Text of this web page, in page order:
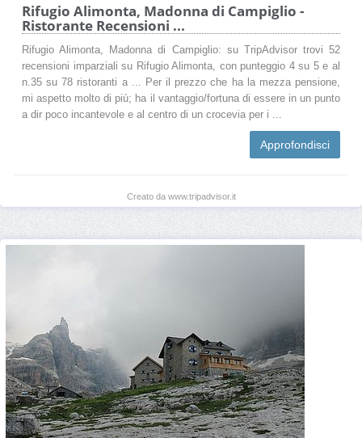
Rifugio Alimonta, Madonna di Campiglio -
Ristorante Recensioni ...
Rifugio Alimonta, Madonna di Campiglio: su TripAdvisor trovi 52
recensioni imparziali su Rifugio Alimonta, con punteggio 4 su 5 e al
n.35 su 78 ristoranti a ... Per il prezzo che ha la mezza pensione,
mi aspetto molto di più; ha il vantaggio/fortuna di essere in un punto
a dir poco incantevole e al centro di un crocevia per i ...
Approfondisci
Creato da www.tripadvisor.it